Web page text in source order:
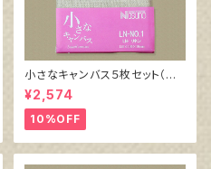
小さなキャンバス５枚セット（麻
キャンバス裏面張り）
¥2,574
10%OFF